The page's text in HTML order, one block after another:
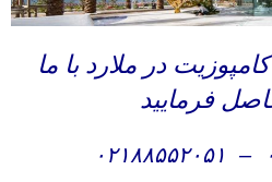
در ملارد با ما
فرمایید
– ۰۲۱۸۸۵۵۲۰۵۱